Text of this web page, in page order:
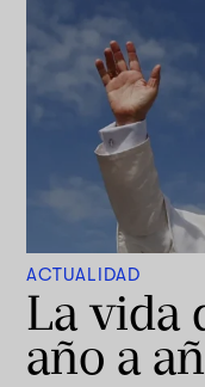
ACTUALIDAD
La vida
año a